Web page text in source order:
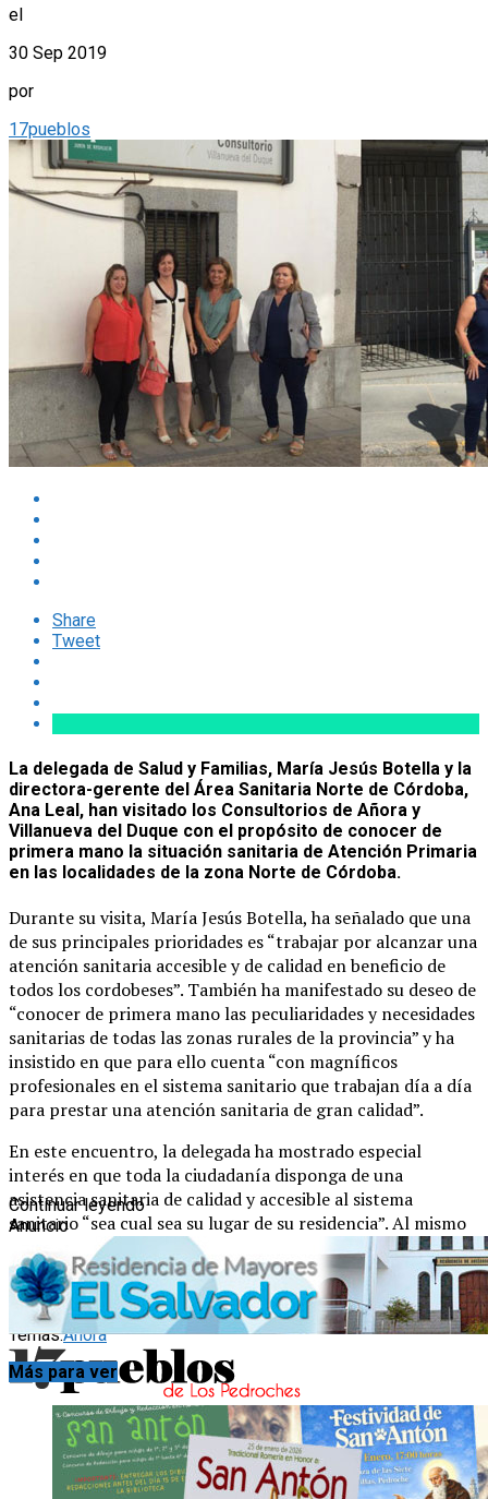
el
30 Sep 2019
por
17pueblos
Share
Tweet
La delegada de Salud y Familias, María Jesús Botella y la
directora-gerente del Área Sanitaria Norte de Córdoba,
Ana Leal, han visitado los Consultorios de Añora y
Villanueva del Duque con el propósito de conocer de
primera mano la situación sanitaria de Atención Primaria
en las localidades de la zona Norte de Córdoba.
Durante su visita, María Jesús Botella, ha señalado que una
de sus principales prioridades es “trabajar por alcanzar una
atención sanitaria accesible y de calidad en beneficio de
todos los cordobeses”. También ha manifestado su deseo de
“conocer de primera mano las peculiaridades y necesidades
sanitarias de todas las zonas rurales de la provincia” y ha
insistido en que para ello cuenta “con magníficos
profesionales en el sistema sanitario que trabajan día a día
para prestar una atención sanitaria de gran calidad”.
En este encuentro, la delegada ha mostrado especial
interés en que toda la ciudadanía disponga de una
asistencia sanitaria de calidad y accesible al sistema
sanitario “sea cual sea su lugar de su residencia”. Al mismo
tiempo ha querido agradecer a los profesionales sanitarios
“su dedicación por dar en todo momento una respuesta a
la ciudadanía de la zona”.
Temas:Añora
Continuar leyendo
Anuncio
Más para ver